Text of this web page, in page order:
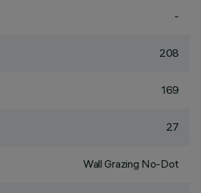
-
208
169
27
Wall Grazing No-Dot